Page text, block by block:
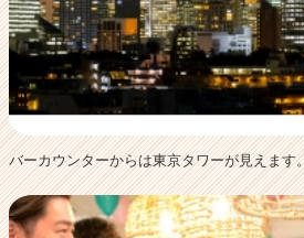
バーカウンターからは東京タワーが見えます。